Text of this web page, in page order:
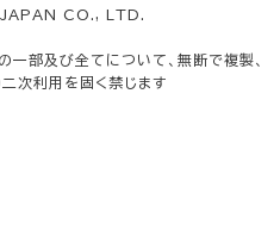
CO., LTD.
一部及び全てについて、無断で複製、
次利用を固く禁じます